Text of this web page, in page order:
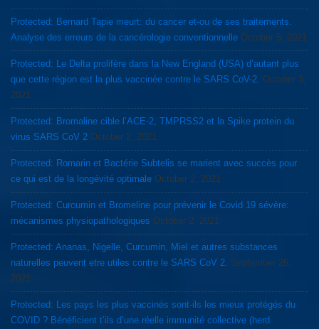
Protected: Bernard Tapie meurt: du cancer et-ou de ses traitements.
Analyse des erreurs de la cancérologie conventionnelle October 5, 2021
Protected: Le Delta prolifère dans la New England (USA) d’autant plus
que cette région est la plus vaccinée contre le SARS CoV-2. October 3,
2021
Protected: Bromaline cible l’ACE-2, TMPRSS2 et la Spike protein du
virus SARS CoV 2 October 2, 2021
Protected: Romarin et Bactérie Subtelis se marient avec succès pour
ce qui est de la longévité optimale October 2, 2021
Protected: Curcumin et Bromeline pour prévenir le Covid 19 sévère:
mécanismes physiopathologiques October 2, 2021
Protected: Ananas, Nigelle, Curcumin, Miel et autres substances
naturelles peuvent etre utiles contre le SARS CoV 2. September 26,
2021
Protected: Les pays les plus vaccinés sont-ils les mieux protégés du
COVID ? Bénéficient t’ils d’une réelle immunité collective (herd